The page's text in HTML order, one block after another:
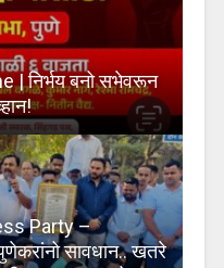
| निर्भय बनो सभेवरून
Party –
सावधान.. खतरे